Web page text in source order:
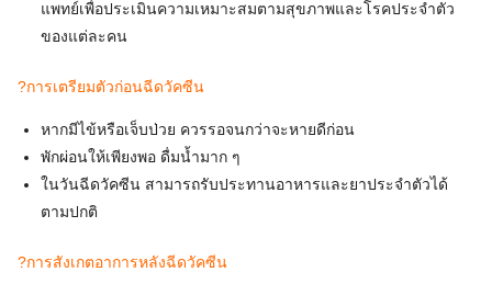
แพทย์เพื่อประเมินความเหมาะสมตามสุขภาพและโรคประจำตัว
ของแต่ละคน
?การเตรียมตัวก่อนฉีดวัคซีน
หากมีไข้หรือเจ็บป่วย ควรรอจนกว่าจะหายดีก่อน
พักผ่อนให้เพียงพอ ดื่มน้ำมาก ๆ
ในวันฉีดวัคซีน สามารถรับประทานอาหารและยาประจำตัวได้
ตามปกติ
?การสังเกตอาการหลังฉีดวัคซีน